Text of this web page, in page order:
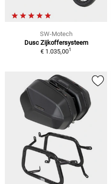
SW-Motech
Dusc Zijkoffersysteem
€ 1.035,001